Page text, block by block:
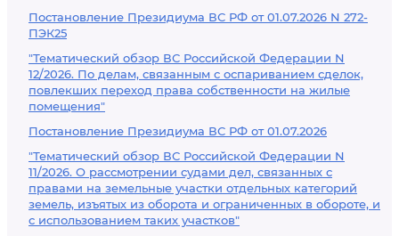
Постановление Президиума ВС РФ от 01.07.2026 N 272-
ПЭК25
"Тематический обзор ВС Российской Федерации N
12/2026. По делам, связанным с оспариванием сделок,
повлекших переход права собственности на жилые
помещения"
Постановление Президиума ВС РФ от 01.07.2026
"Тематический обзор ВС Российской Федерации N
11/2026. О рассмотрении судами дел, связанных с
правами на земельные участки отдельных категорий
земель, изъятых из оборота и ограниченных в обороте, и
с использованием таких участков"